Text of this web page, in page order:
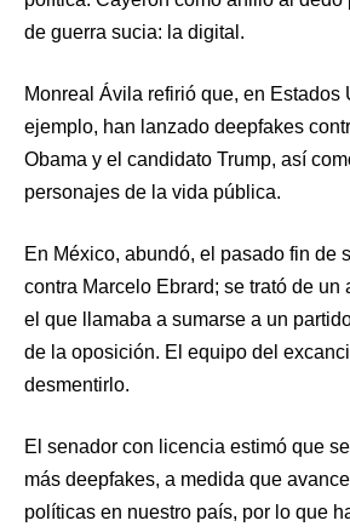
de guerra sucia: la digital.
Monreal Ávila refirió que, en Estados
ejemplo, han lanzado deepfakes
Obama y el candidato Trump, así
personajes de la vida pública.
En México, abundó, el pasado fin de
contra Marcelo Ebrard; se trató de un
el que llamaba a sumarse a un
de la oposición. El equipo del
desmentirlo.
El senador con licencia estimó que
más deepfakes, a medida que
políticas en nuestro país, por lo que